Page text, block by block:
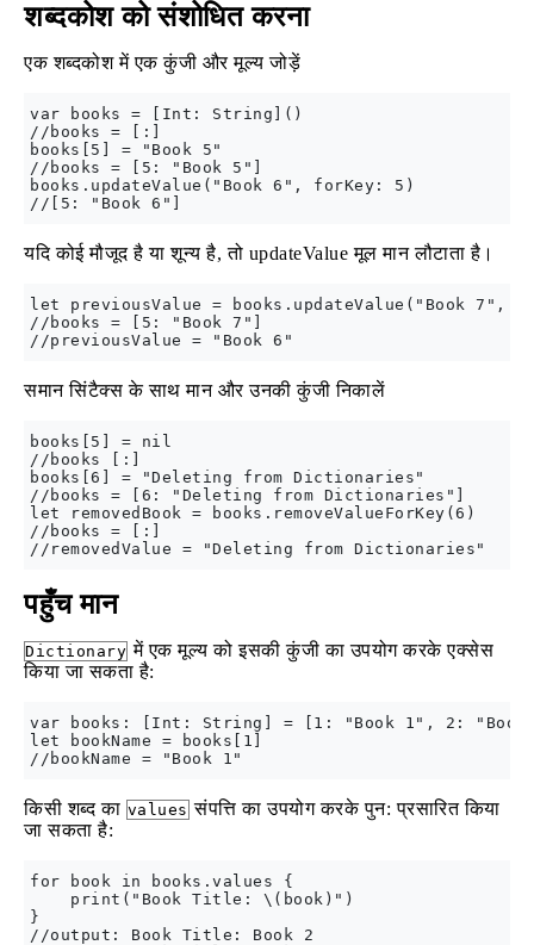
शब्दकोश को संशोधित करना
एक शब्दकोश में एक कुंजी और मूल्य जोड़ें
var books = [Int: String]()
//books = [:]
books[5] = "Book 5"
//books = [5: "Book 5"]
books.updateValue("Book 6", forKey: 5)
यदि कोई मौजूद है या शून्य है, तो updateValue मूल मान लौटाता है।
let previousValue = books.updateValue("Book 7",
//books = [5: "Book 7"]
समान सिंटैक्स के साथ मान और उनकी कुंजी निकालें
books[5] = nil
//books [:]
books[6] = "Deleting from Dictionaries"
//books = [6: "Deleting from Dictionaries"]
let removedBook = books.removeValueForKey(6)
//books = [:]
पहुँच मान
Dictionary में एक मूल्य को इसकी कुंजी का उपयोग करके एक्सेस
किया जा सकता है:
var books: [Int: String] = [1: "Book 1", 2:
let bookName = books[1]
किसी शब्द का values संपत्ति का उपयोग करके पुन: प्रसारित किया
जा सकता है:
for book in books.values {
    print("Book Title: \(book)")
}
//output: Book Title: Book 2